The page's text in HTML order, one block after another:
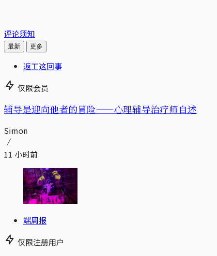
评论须知
最新 更多
返工这回事
仅限会员
辅导是迎向他者的冒险——心理辅导治疗师自述
Simon
11 小时前
端周报
仅限注册用户